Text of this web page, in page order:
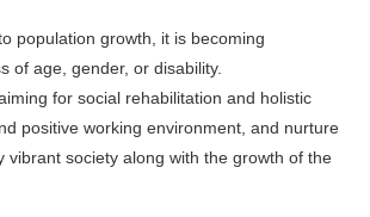
population growth, it is becoming
of age, gender, or disability.
for social rehabilitation and holistic
positive working environment, and nurture
society along with the growth of the